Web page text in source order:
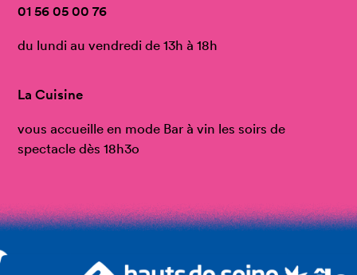
01 56 05 00 76
du lundi au vendredi de 13h à 18h
La Cuisine
vous accueille en mode Bar à vin les soirs de
spectacle dès 18h3o